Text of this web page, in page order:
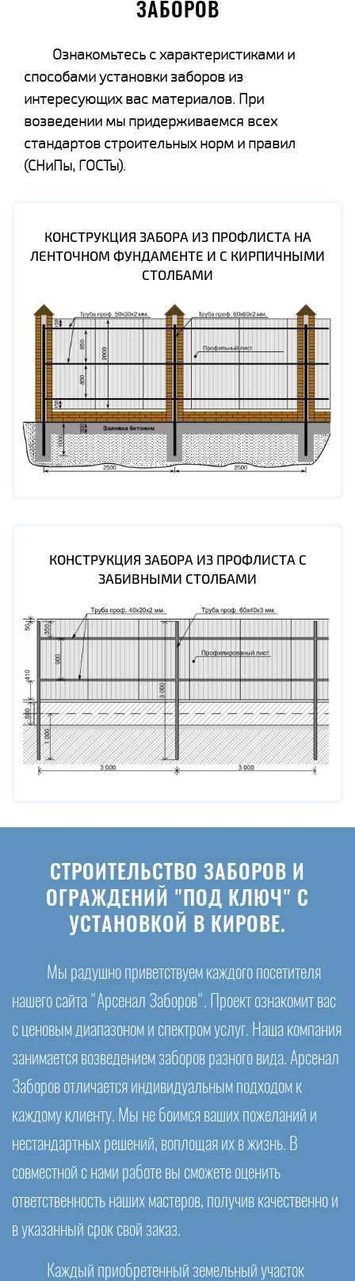
ЗАБОРОВ
Ознакомьтесь с характеристиками и
способами установки заборов из
интересующих вас материалов. При
возведении мы придерживаемся всех
стандартов строительных норм и правил
(СНиПы, ГОСТы).
КОНСТРУКЦИЯ ЗАБОРА ИЗ ПРОФЛИСТА НА
ЛЕНТОЧНОМ ФУНДАМЕНТЕ И С КИРПИЧНЫМИ
СТОЛБАМИ
КОНСТРУКЦИЯ ЗАБОРА ИЗ ПРОФЛИСТА С
ЗАБИВНЫМИ СТОЛБАМИ
СТРОИТЕЛЬСТВО ЗАБОРОВ И
ОГРАЖДЕНИЙ "ПОД КЛЮЧ" С
УСТАНОВКОЙ В КИРОВЕ.
Мы радушно приветствуем каждого посетителя
нашего сайта "Арсенал Заборов". Проект ознакомит вас
с ценовым диапазоном и спектром услуг. Наша компания
занимается возведением заборов разного вида. Арсенал
Заборов отличается индивидуальным подходом к
каждому клиенту. Мы не боимся ваших пожеланий и
нестандартных решений, воплощая их в жизнь. В
совместной с нами работе вы сможете оценить
ответственность наших мастеров, получив качественно и
в указанный срок свой заказ.
Каждый приобретенный земельный участок